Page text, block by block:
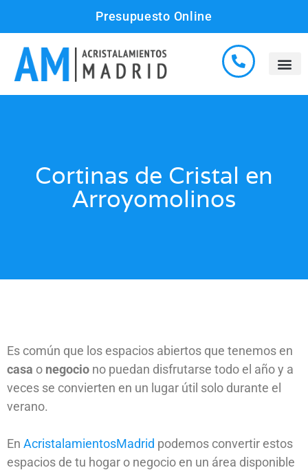
Presupuesto Online
Cortinas de Cristal en
Arroyomolinos
Es común que los espacios abiertos que tenemos en
casa o negocio no puedan disfrutarse todo el año y a
veces se convierten en un lugar útil solo durante el
verano.
En AcristalamientosMadrid podemos convertir estos
espacios de tu hogar o negocio en un área disponible